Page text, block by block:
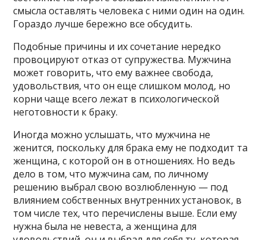
смысла оставлять человека с ними один на один.
Гораздо лучше бережно все обсудить.
Подобные причины и их сочетание нередко
провоцируют отказ от супружества. Мужчина
может говорить, что ему важнее свобода,
удовольствия, что он еще слишком молод, но
корни чаще всего лежат в психологической
неготовности к браку.
Иногда можно услышать, что мужчина не
женится, поскольку для брака ему не подходит та
женщина, с которой он в отношениях. Но ведь
дело в том, что мужчина сам, по личному
решению выбрал свою возлюбленную — под
влиянием собственных внутренних установок, в
том числе тех, что перечислены выше. Если ему
нужна была не невеста, а женщина для